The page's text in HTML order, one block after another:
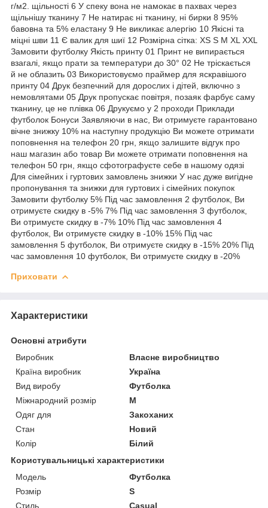
г/м2. щільності 6 У спеку вона не намокає в пахвах через
щільнішу тканину 7 Не натирає ні тканину, ні бирки 8 95%
бавовна та 5% еластану 9 Не викликає алергію 10 Якісні та
міцні шви 11 Є валик для шиї 12 Розмірна сітка: XS S M XL XXL
Замовити футболку Якість принту 01 Принт не випирається
взагалі, якщо прати за температури до 30° 02 Не тріскається
й не облазить 03 Використовуємо праймер для яскравішого
принту 04 Друк безпечний для дорослих і дітей, включно з
немовлятами 05 Друк пропускає повітря, позаяк фарбує саму
тканину, це не плівка 06 Друкуємо у 2 проходи Приклади
футболок Бонуси Заявляючи в нас, Ви отримуєте гарантовано
вічне знижку 10% на наступну продукцію Ви можете отримати
поповнення на телефон 20 грн, якщо залишите відгук про
наш магазин або товар Ви можете отримати поповнення на
телефон 50 грн, якщо сфотографуєте себе в нашому одязі
Для сімейних і гуртових замовлень знижки У нас дуже вигідне
пропонування та знижки для гуртових і сімейних покупок
Замовити футболку 5% Під час замовлення 2 футболок, Ви
отримуєте скидку в -5% 7% Під час замовлення 3 футболок,
Ви отримуєте скидку в -7% 10% Під час замовлення 4
футболок, Ви отримуєте скидку в -10% 15% Під час
замовлення 5 футболок, Ви отримуєте скидку в -15% 20% Під
час замовлення 10 футболок, Ви отримуєте скидку в -20%
Приховати
Характеристики
Основні атрибути
Виробник
Власне виробництво
Країна виробник
Україна
Вид виробу
Футболка
Міжнародний розмір
M
Одяг для
Закоханих
Стан
Новий
Колір
Білий
Користувальницькі характеристики
Мoдель
Футболка
Розмір
S
Стиль
Casual